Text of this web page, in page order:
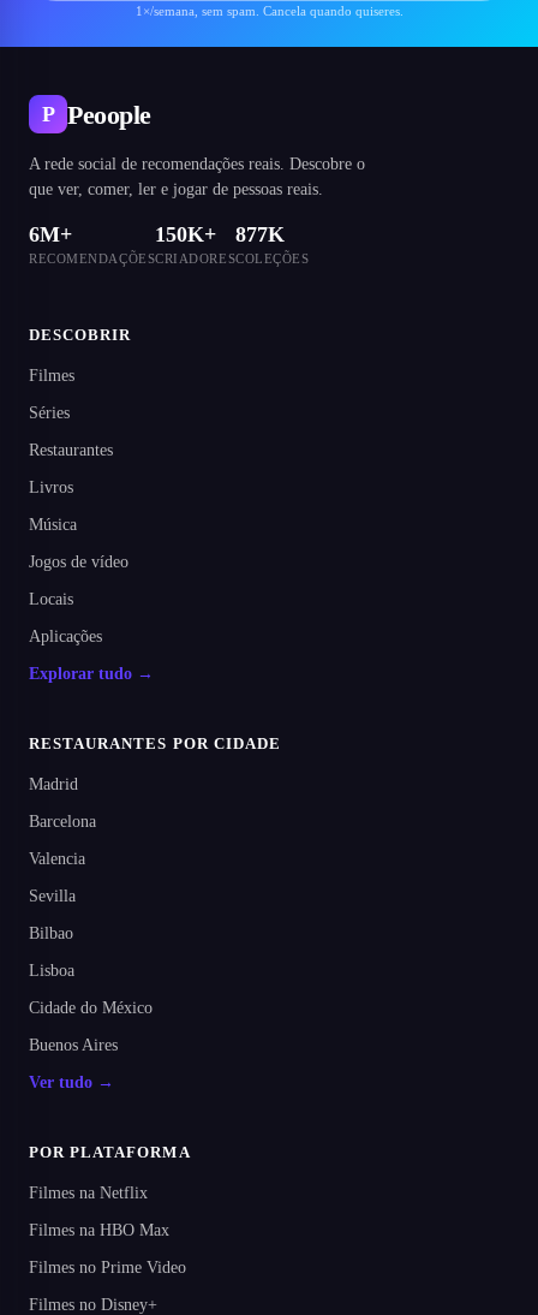
1×/semana, sem spam. Cancela quando quiseres.
P Peoople
A rede social de recomendações reais. Descobre o
que ver, comer, ler e jogar de pessoas reais.
6M+
RECOMENDAÇÕES
150K+
CRIADORES
877K
COLEÇÕES
DESCOBRIR
Filmes
Séries
Restaurantes
Livros
Música
Jogos de vídeo
Locais
Aplicações
Explorar tudo →
RESTAURANTES POR CIDADE
Madrid
Barcelona
Valencia
Sevilla
Bilbao
Lisboa
Cidade do México
Buenos Aires
Ver tudo →
POR PLATAFORMA
Filmes na Netflix
Filmes na HBO Max
Filmes no Prime Video
Filmes no Disney+